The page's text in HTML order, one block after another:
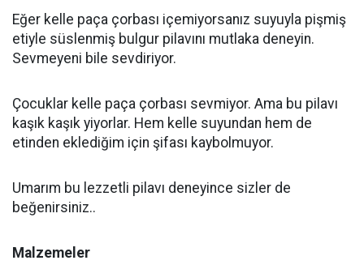
Eğer kelle paça çorbası içemiyorsanız suyuyla pişmiş
etiyle süslenmiş bulgur pilavını mutlaka deneyin.
Sevmeyeni bile sevdiriyor.
Çocuklar kelle paça çorbası sevmiyor. Ama bu pilavı
kaşık kaşık yiyorlar. Hem kelle suyundan hem de
etinden eklediğim için şifası kaybolmuyor.
Umarım bu lezzetli pilavı deneyince sizler de
beğenirsiniz..
Malzemeler